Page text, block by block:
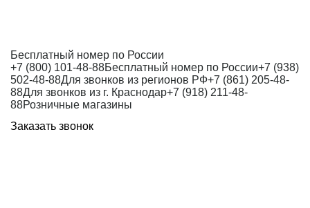
Бесплатный номер по России
+7 (800) 101-48-88Бесплатный номер по России+7 (938)
502-48-88Для звонков из регионов РФ+7 (861) 205-48-
88Для звонков из г. Краснодар+7 (918) 211-48-
88Розничные магазины
Заказать звонок